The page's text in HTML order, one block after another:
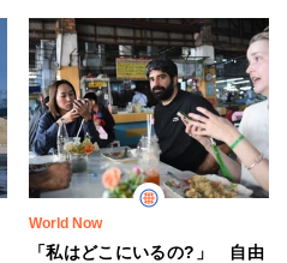
World Now
「私はどこにいるの?」 自由